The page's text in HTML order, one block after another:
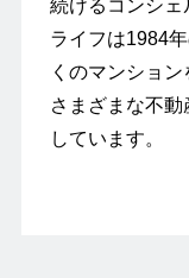
続けるコンシェ
ライフは1984
くのマンション
さまざまな不
しています。